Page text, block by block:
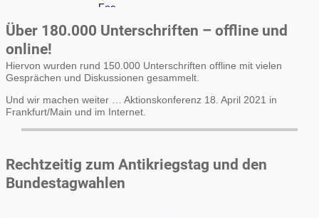
Über 180.000 Unterschriften – offline und
online!
Hiervon wurden rund 150.000 Unterschriften offline mit vielen
Gesprächen und Diskussionen gesammelt.
Und wir machen weiter … Aktionskonferenz 18. April 2021 in
Frankfurt/Main und im Internet.
Rechtzeitig zum Antikriegstag und den
Bundestagwahlen